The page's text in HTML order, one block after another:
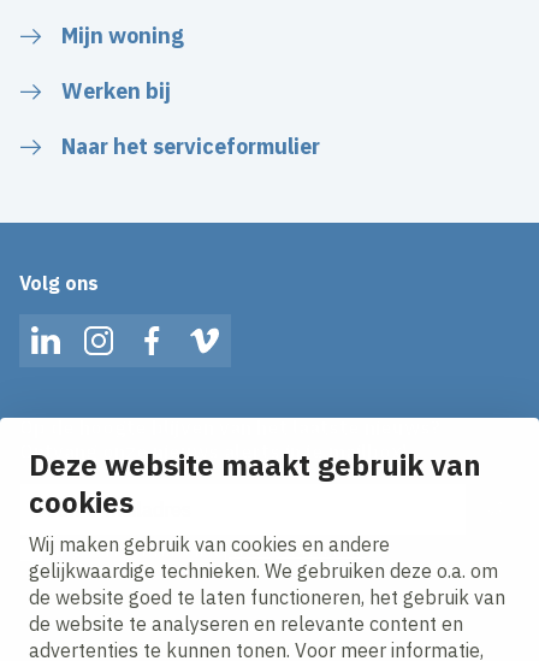
Deze website maakt gebruik van
cookies
Wij maken gebruik van cookies en andere
gelijkwaardige technieken. We gebruiken deze o.a. om
de website goed te laten functioneren, het gebruik van
de website te analyseren en relevante content en
advertenties te kunnen tonen. Voor meer informatie,
Mijn woning
Werken bij
Naar het serviceformulier
Volg ons
LinkedInInstagramFacebookVimeo
Ontvang onze nieuws alerts in je mailbox!
E-mailadres
Ik ga akkoord met hetprivacy statement.